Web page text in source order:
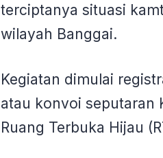
terciptanya situasi
wilayah Banggai.
Kegiatan dimulai
atau konvoi seputaran
Ruang Terbuka Hijau